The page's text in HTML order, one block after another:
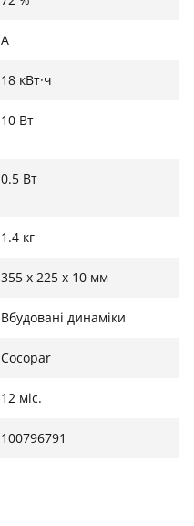
A
18 кВт·ч
10 Вт
0.5 Вт
1.4 кг
355 x 225 x 10 мм
Вбудовані динаміки
Cocopar
12 міс.
100796791